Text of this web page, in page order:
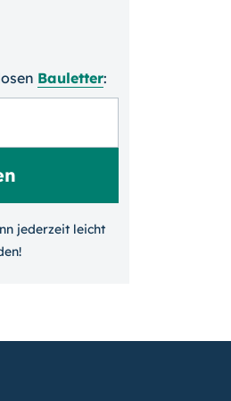
Bauletter:
jeder­zeit leicht